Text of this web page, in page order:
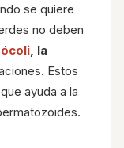
se quiere
no deben
, la
Estos
ayuda a la